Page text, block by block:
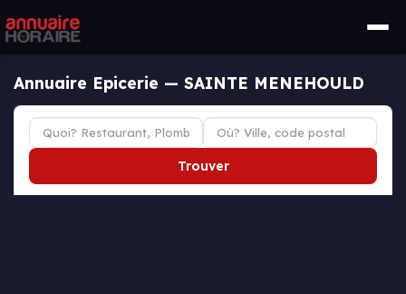
Annuaire Epicerie — SAINTE MENEHOULD
Trouver